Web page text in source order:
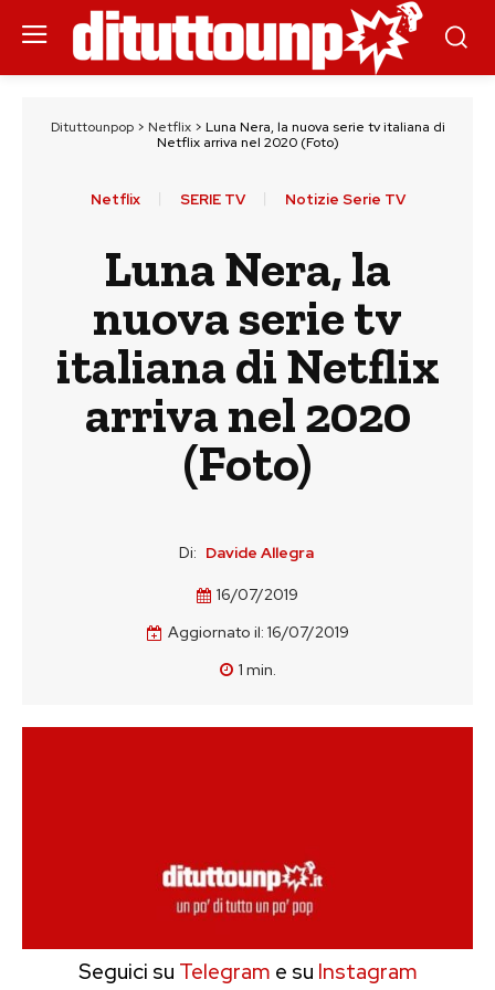
Dituttounpop> Netflix> Luna Nera, la nuova serie tv italiana di
Netflix arriva nel 2020 (Foto)
Netflix SERIE TV Notizie Serie TV
Luna Nera, la
nuova serie tv
italiana di Netflix
arriva nel 2020
(Foto)
Di: Davide Allegra
16/07/2019
Aggiornato il: 16/07/2019
1 min.
Seguici su Telegram e su Instagram